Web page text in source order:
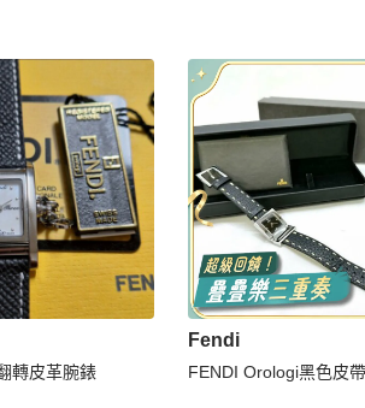
轉皮革腕錶
Fendi
FENDI Orologi黑色皮